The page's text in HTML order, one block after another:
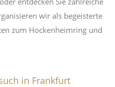
wir als begeisterte
zum Hockenheimring und
in Frankfurt